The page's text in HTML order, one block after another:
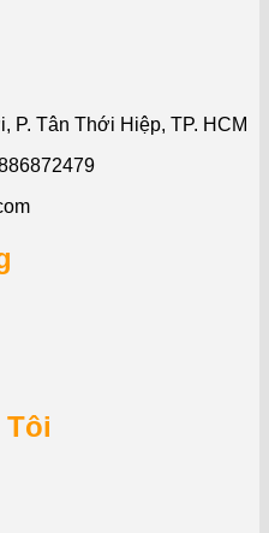
P. Tân Thới Hiệp, TP. HCM